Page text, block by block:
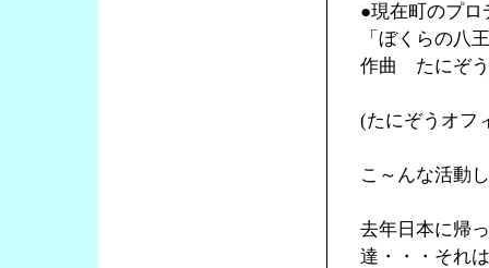
●現在町のプロ
「ぼくらの八
作曲 たにぞ
(たにぞうオ
こ～んな活動
去年日本に帰
達・・・それ